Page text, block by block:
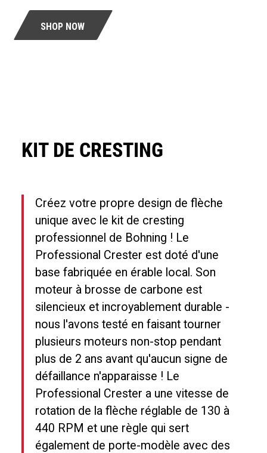
SHOP NOW
KIT DE CRESTING
Créez votre propre design de flèche
unique avec le kit de cresting
professionnel de Bohning ! Le
Professional Crester est doté d'une
base fabriquée en érable local. Son
moteur à brosse de carbone est
silencieux et incroyablement durable -
nous l'avons testé en faisant tourner
plusieurs moteurs non-stop pendant
plus de 2 ans avant qu'aucun signe de
défaillance n'apparaisse ! Le
Professional Crester a une vitesse de
rotation de la flèche réglable de 130 à
440 RPM et une règle qui sert
également de porte-modèle avec des